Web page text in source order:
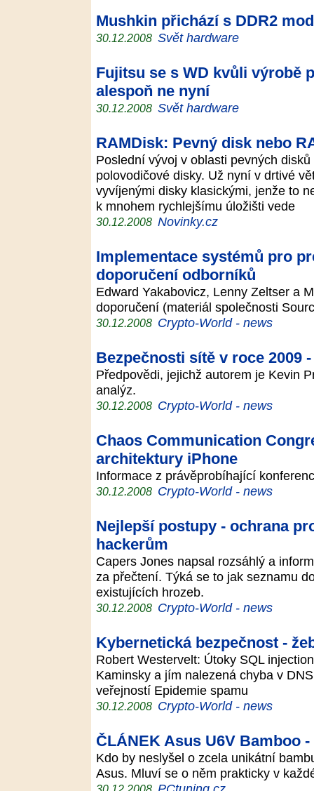
Mushkin přichází s DDR2
30.12.2008 Svět hardware
Fujitsu se s WD kvůli výrobě
alespoň ne nyní
30.12.2008 Svět hardware
RAMDisk: Pevný disk nebo
Poslední vývoj v oblasti pevných
polovodičové disky. Už nyní v drtivé
vyvíjenými disky klasickými, jenže to
k mnohem rychlejšímu úložišti vede
30.12.2008 Novinky.cz
Implementace systémů pro
doporučení odborníků
Edward Yakabovicz, Lenny Zeltser a
doporučení (materiál společnosti
30.12.2008 Crypto-World - news
Bezpečnosti sítě v roce 2009
Předpovědi, jejichž autorem je Kevin
analýz.
30.12.2008 Crypto-World - news
Chaos Communication
architektury iPhone
Informace z právěprobíhající
30.12.2008 Crypto-World - news
Nejlepší postupy - ochrana
hackerům
Capers Jones napsal rozsáhlý a
za přečtení. Týká se to jak seznamu
existujících hrozeb.
30.12.2008 Crypto-World - news
Kybernetická bezpečnost -
Robert Westervelt: Útoky SQL
Kaminsky a jím nalezená chyba v
veřejností Epidemie spamu
30.12.2008 Crypto-World - news
ČLÁNEK Asus U6V Bamboo
Kdo by neslyšel o zcela unikátní
Asus. Mluví se o něm prakticky v